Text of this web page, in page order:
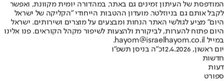
המודפסת של העיתון זמינים גם באתר, במהדורה יומית מקוונת, ואפשר
לקבל אותם גם בניוזלטר. מועדון ההטבות הייחודי "הקליקה של ישראל
היום" מציע לגולשי האתר הנחות ומבצעים על מוצרים ושירותים. ישראל
היום פתוח להערות, לביקורת ולהצעות לשיפור מקהל הקוראים. פנו אלינו
במייל hayom@israelhayom.co.il.
יום ראשון, 12.4.2026
כ"ה בניסן תשפ"ו
חדשות
דעות
ספורט